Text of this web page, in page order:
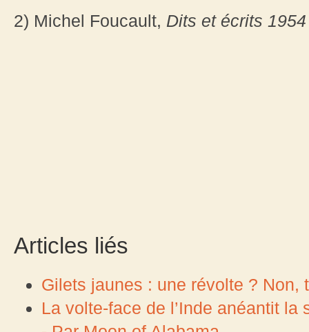
2) Michel Foucault, Dits et écrits
Articles liés
Gilets jaunes : une révolte ? Non,
La volte-face de l’Inde anéantit